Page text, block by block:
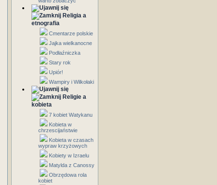
Religia a
etnografia
Cmentarze polskie
Jajka wielkanocne
Podłaźniczka
Stary rok
Upiór!
Wampiry i Wilkołaki
Religie a
kobieta
7 kobiet Watykanu
Kobieta w
chrzescijaństwie
Kobieta w czasach
wypraw krzyżowych
Kobiety w Izraelu
Matylda z Canossy
Obrzędowa rola
kobiet